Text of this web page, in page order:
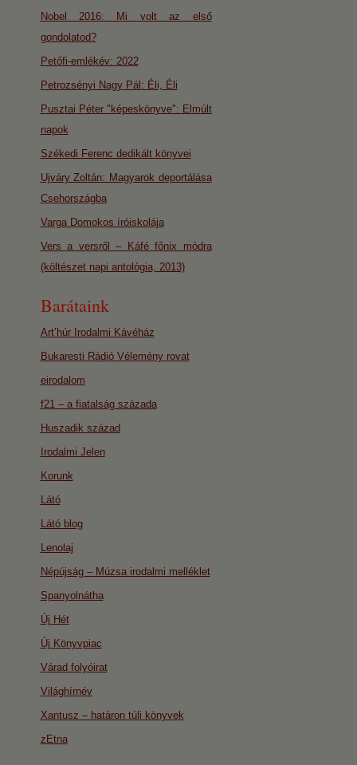
Nobel 2016: Mi volt az első
gondolatod?
Petőfi-emlékév: 2022
Petrozsényi Nagy Pál: Éli, Éli
Pusztai Péter "képeskönyve": Elmúlt
napok
Székedi Ferenc dedikált könyvei
Ujváry Zoltán: Magyarok deportálása
Csehországba
Varga Domokos íróiskolája
Vers a versről – Káfé főnix módra
(költészet napi antológia, 2013)
Barátaink
Art’húr Irodalmi Kávéház
Bukaresti Rádió Vélemény rovat
eirodalom
f21 – a fiatalság százada
Huszadik század
Irodalmi Jelen
Korunk
Látó
Látó blog
Lenolaj
Népújság – Múzsa irodalmi melléklet
Spanyolnátha
Új Hét
Új Könyvpiac
Várad folyóirat
Világhírnév
Xantusz – határon túli könyvek
zEtna